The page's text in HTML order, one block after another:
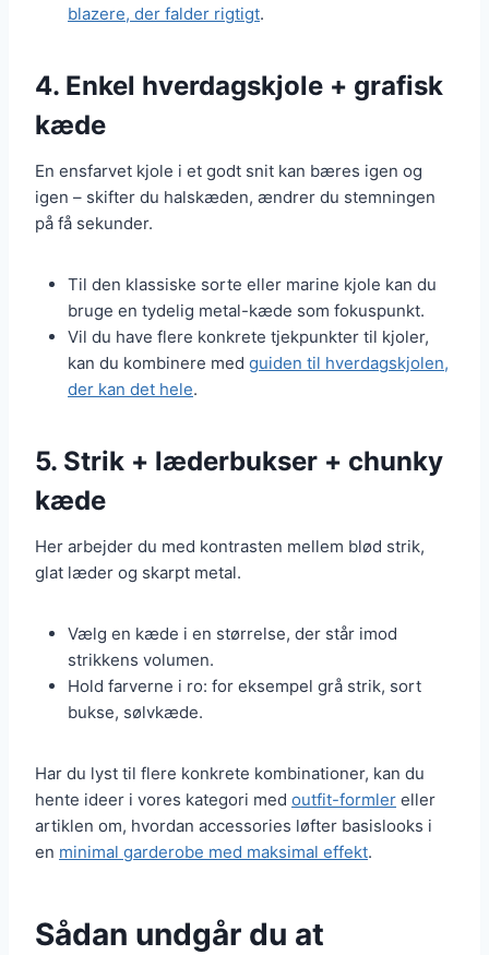
blazere, der falder rigtigt.
4. Enkel hverdagskjole + grafisk
kæde
En ensfarvet kjole i et godt snit kan bæres igen og
igen – skifter du halskæden, ændrer du stemningen
på få sekunder.
Til den klassiske sorte eller marine kjole kan du
bruge en tydelig metal-kæde som fokuspunkt.
Vil du have flere konkrete tjekpunkter til kjoler,
kan du kombinere med guiden til hverdagskjolen,
der kan det hele.
5. Strik + læderbukser + chunky
kæde
Her arbejder du med kontrasten mellem blød strik,
glat læder og skarpt metal.
Vælg en kæde i en størrelse, der står imod
strikkens volumen.
Hold farverne i ro: for eksempel grå strik, sort
bukse, sølvkæde.
Har du lyst til flere konkrete kombinationer, kan du
hente ideer i vores kategori med outfit-formler eller
artiklen om, hvordan accessories løfter basislooks i
en minimal garderobe med maksimal effekt.
Sådan undgår du at